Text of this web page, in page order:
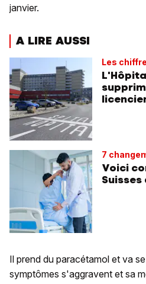
janvier.
A LIRE AUSSI
Les
7
Voici
Il prend du paracétamol et va
symptômes s'aggravent et sa